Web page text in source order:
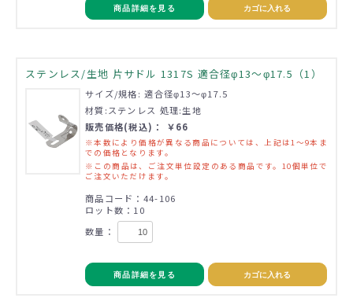
商品詳細を見る カゴに入れる
ステンレス/生地 片サドル 1317S 適合径φ13～φ17.5（1）
サイズ/規格: 適合径φ13～φ17.5
材質:ステンレス 処理:生地
販売価格(税込)： ￥66
※本数により価格が異なる商品については、上記は1～9本ま
での価格となります。
※この商品は、ご注文単位設定のある商品です。10個単位で
ご注文いただけます。
商品コード：44-106
ロット数：10
数量：
商品詳細を見る カゴに入れる